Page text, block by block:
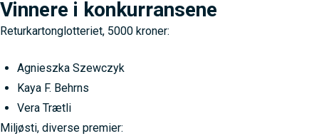
Vinnere i konkurransene
Returkartonglotteriet, 5000 kroner:
Agnieszka Szewczyk
Kaya F. Behrns
Vera Trætli
Miljøsti, diverse premier: